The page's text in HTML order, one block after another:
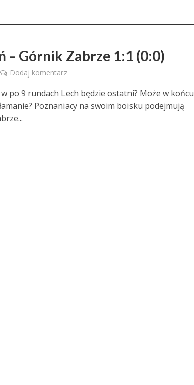
– Górnik Zabrze 1:1 (0:0)
Dodaj komentarz
w po 9 rundach Lech będzie ostatni? Może w końcu
Poznaniacy na swoim boisku podejmują